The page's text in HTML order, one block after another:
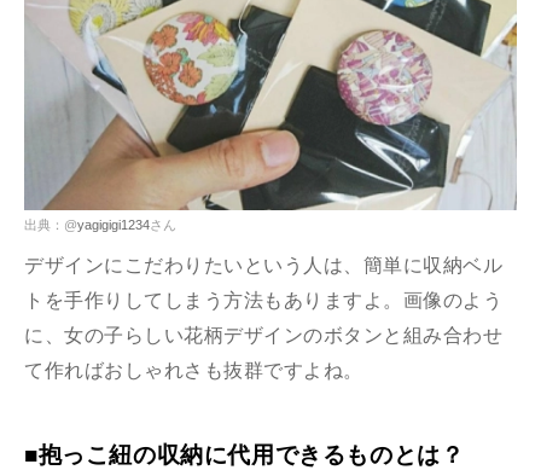
出典：@yagigigi1234さん
デザインにこだわりたいという人は、簡単に収納ベル
トを手作りしてしまう方法もありますよ。画像のよう
に、女の子らしい花柄デザインのボタンと組み合わせ
て作ればおしゃれさも抜群ですよね。
■抱っこ紐の収納に代用できるものとは？